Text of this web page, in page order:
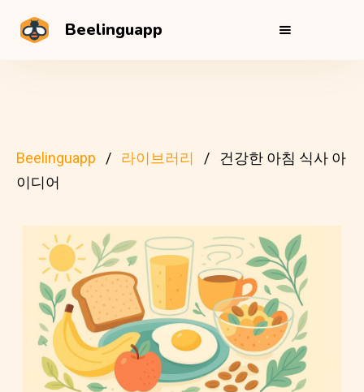
Beelinguapp
Beelinguapp 라이브러리
건강한 아침 식사 아
이디어